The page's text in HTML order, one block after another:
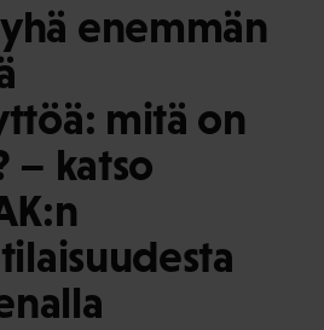
enemmän
mitä on
– katso